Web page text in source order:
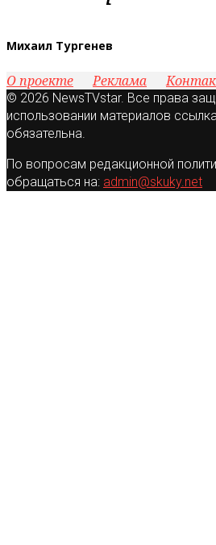
Михаил Тургенев
О проекте Реклама
© 2026 NewsTVstar. Все права
использовании материалов
обязательна.
По вопросам редакционной
обращаться на: admin@skuky.net